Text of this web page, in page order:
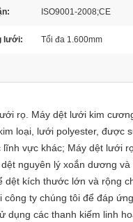
ISO9001-2008;CE
lưới: Tối đa 1.600mm
rọ. Máy dệt lưới kim
loại, lưới polyester, được
lĩnh vực khác; Máy dệt lưới
nguyên lý xoắn dương
kích thước lớn và rộng
ty chúng tôi để đáp
dụng các thanh kiếm linh